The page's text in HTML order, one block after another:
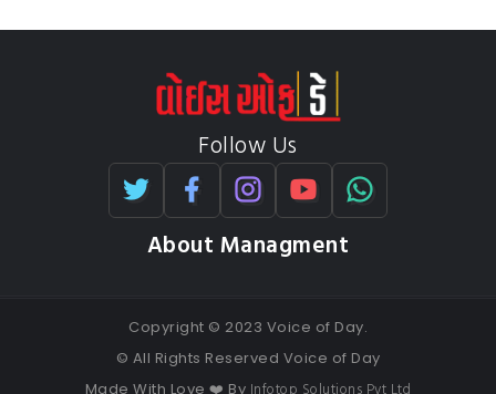
Follow Us
About Managment
Copyright © 2023 Voice of Day.
© All Rights Reserved Voice of Day
Made With Love ❤️ By Infotop Solutions Pvt Ltd